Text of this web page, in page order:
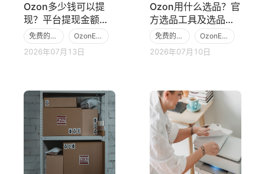
Ozon多少钱可以提
现？平台提现金额计
算规则及注意事项
免费的跨境电商ERP OzonERP
Ozon
2026年07月13日
Ozon用什么选品？官
方选品工具及选品策
略分析免费的跨境电商ERP OzonERP
Ozon
2026年07月10日